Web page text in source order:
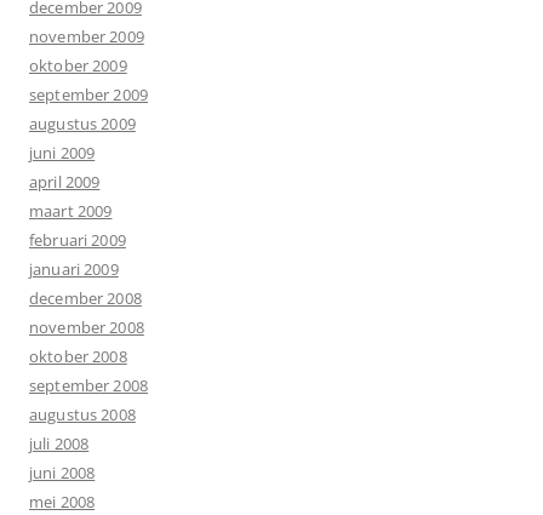
december 2009
november 2009
oktober 2009
september 2009
augustus 2009
juni 2009
april 2009
maart 2009
februari 2009
januari 2009
december 2008
november 2008
oktober 2008
september 2008
augustus 2008
juli 2008
juni 2008
mei 2008